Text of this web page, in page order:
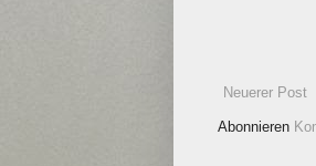
Neuerer Post
Abonnieren